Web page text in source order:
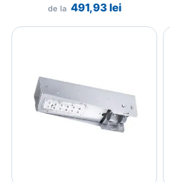
de la 491,93lei